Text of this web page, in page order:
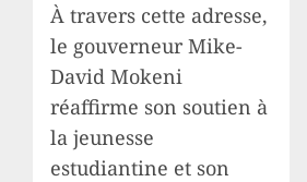
À travers cette adresse,
le gouverneur Mike-
David Mokeni
réaffirme son soutien à
la jeunesse
estudiantine et son